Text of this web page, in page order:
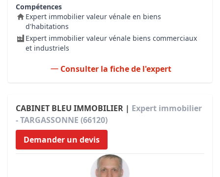
Compétences
Expert immobilier valeur vénale en biens
d'habitations
Expert immobilier valeur vénale biens commerciaux
et industriels
Consulter la fiche de l'expert
CABINET BLEU IMMOBILIER | Expert immobilier
- TARGASSONNE (66120)
Demander un devis